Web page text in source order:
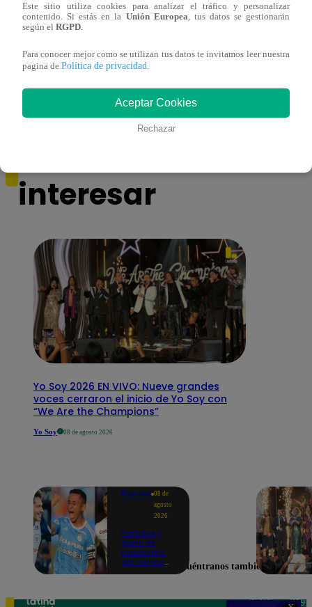
Cantante Jaime Carmona asesinado: todo
de ‘La Voz Perú’
interesar
Yo Soy 2026 EN VIVO: Nueve grandes
voces cerraron el inicio de Yo Soy con
“We Are the Champions”
Yo Soy 08 de agosto 2026
Deportes 08 de
agosto
2026
Partidos y
tabla de
posiciones
del Torneo
en la fecha 4
Este sitio utiliza cookies para analizar el tráfico y personalizar
contenido. Si estás en la Unión Europea , tus datos se gestionarán
según el RGPD
Para conocer mejor como se utilizan tus datos te invitamos leer nuestra
pagina de Política de privacidad
Aceptar Cookies
Rechazar
Encuéntranos también en
Teléfono: 219